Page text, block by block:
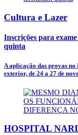
Cultura e Lazer
Inscrições para
quinta
A aplicação das provas
exterior, de 24 a 27 de
HOSPITAL